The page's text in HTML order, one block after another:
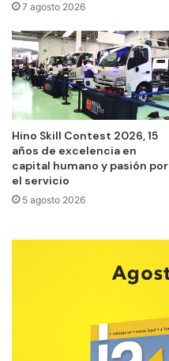
7 agosto 2026
Hino Skill Contest 2026, 15
años de excelencia en
capital humano y pasión por
el servicio
5 agosto 2026